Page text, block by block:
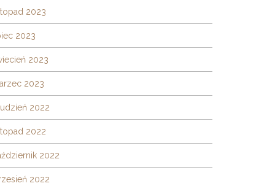
2023
2023
2023
2023
2022
2022
2022
2022